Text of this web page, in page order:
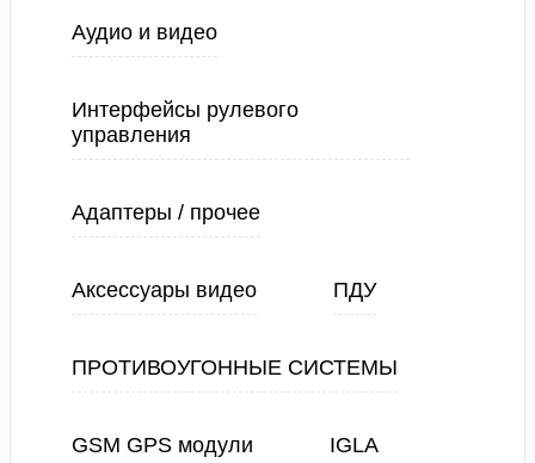
Аудио и видео
Интерфейсы рулевого
управления
Адаптеры / прочее
Аксессуары видео ПДУ
ПРОТИВОУГОННЫЕ СИСТЕМЫ
GSM GPS модули IGLA